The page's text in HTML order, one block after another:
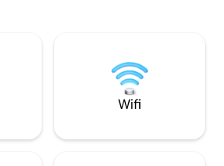
Gorenje
is voorzien
haardroger,
Ideaal
technische
Kosten.
Wifi